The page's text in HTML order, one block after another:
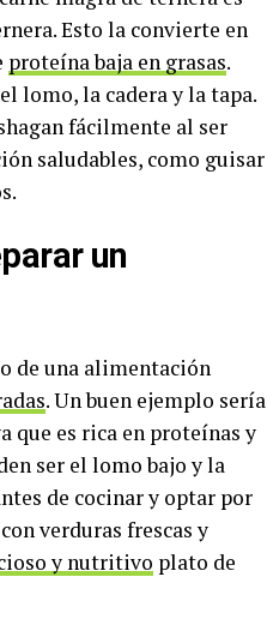
Esto la convierte en
proteína baja en grasas.
lomo, la cadera y la tapa.
fácilmente al ser
saludables, como guisar
un
de una alimentación
. Un buen ejemplo sería
que es rica en proteínas y
ser el lomo bajo y la
de cocinar y optar por
verduras frescas y
y nutritivo plato de